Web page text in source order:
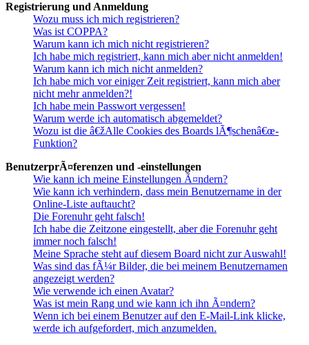
Registrierung und Anmeldung
Wozu muss ich mich registrieren?
Was ist COPPA?
Warum kann ich mich nicht registrieren?
Ich habe mich registriert, kann mich aber nicht anmelden!
Warum kann ich mich nicht anmelden?
Ich habe mich vor einiger Zeit registriert, kann mich aber
nicht mehr anmelden?!
Ich habe mein Passwort vergessen!
Warum werde ich automatisch abgemeldet?
Wozu ist die â€žAlle Cookies des Boards lÃ¶schenâ€œ-
Funktion?
BenutzerprÃ¤ferenzen und -einstellungen
Wie kann ich meine Einstellungen Ã¤ndern?
Wie kann ich verhindern, dass mein Benutzername in der
Online-Liste auftaucht?
Die Forenuhr geht falsch!
Ich habe die Zeitzone eingestellt, aber die Forenuhr geht
immer noch falsch!
Meine Sprache steht auf diesem Board nicht zur Auswahl!
Was sind das fÃ¼r Bilder, die bei meinem Benutzernamen
angezeigt werden?
Wie verwende ich einen Avatar?
Was ist mein Rang und wie kann ich ihn Ã¤ndern?
Wenn ich bei einem Benutzer auf den E-Mail-Link klicke,
werde ich aufgefordert, mich anzumelden.